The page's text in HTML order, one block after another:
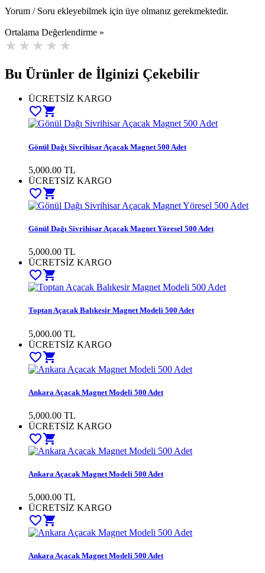
Yorum / Soru ekleyebilmek için üye olmanız gerekmektedir.
Ortalama Değerlendirme »
Bu Ürünler de İlginizi Çekebilir
ÜCRETSİZ KARGO
favorite_border shopping_cart
Gönül Dağı Sivrihisar Açacak Magnet 500 Adet
5,000.00 TL
ÜCRETSİZ KARGO
favorite_bordershopping_cart
Gönül Dağı Sivrihisar Açacak Magnet Yöresel 500 Adet
5,000.00 TL
ÜCRETSİZ KARGO
favorite_bordershopping_cart
Toptan Açacak Balıkesir Magnet Modeli 500 Adet
5,000.00 TL
ÜCRETSİZ KARGO
favorite_bordershopping_cart
Ankara Açacak Magnet Modeli 500 Adet
5,000.00 TL
ÜCRETSİZ KARGO
favorite_bordershopping_cart
Ankara Açacak Magnet Modeli 500 Adet
5,000.00 TL
ÜCRETSİZ KARGO
favorite_bordershopping_cart
Ankara Açacak Magnet Modeli 500 Adet